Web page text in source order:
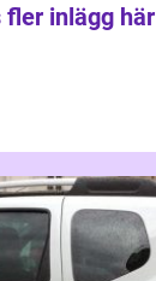
fler inlägg här